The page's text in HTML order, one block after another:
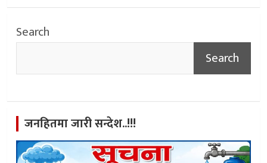
Search
Search
जनहितमा जारी सन्देश..!!!